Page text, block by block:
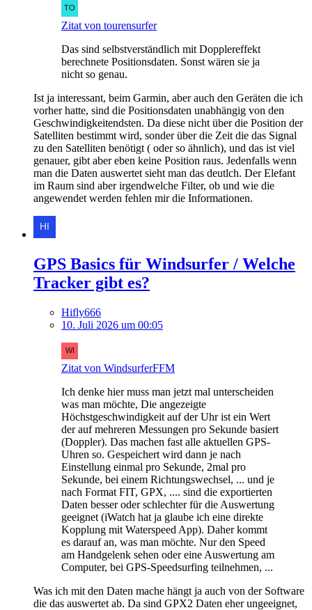
Zitat von tourensurfer
Das sind selbstverständlich mit Dopplereffekt
berechnete Positionsdaten. Sonst wären sie ja
nicht so genau.
Ist ja interessant, beim Garmin, aber auch den Geräten die ich
vorher hatte, sind die Positionsdaten unabhängig von den
Geschwindigkeitendsten. Da diese nicht über die Position der
Satelliten bestimmt wird, sonder über die Zeit die das Signal
zu den Satelliten benötigt ( oder so ähnlich), und das ist viel
genauer, gibt aber eben keine Position raus. Jedenfalls wenn
man die Daten auswertet sieht man das deutlch. Der Elefant
im Raum sind aber irgendwelche Filter, ob und wie die
angewendet werden fehlen mir die Informationen.
GPS Basics für Windsurfer / Welche
Tracker gibt es?
Hifly666
10. Juli 2026 um 00:05
Zitat von WindsurferFFM
Ich denke hier muss man jetzt mal unterscheiden
was man möchte, Die angezeigte
Höchstgeschwindigkeit auf der Uhr ist ein Wert
der auf mehreren Messungen pro Sekunde basiert
(Doppler). Das machen fast alle aktuellen GPS-
Uhren so. Gespeichert wird dann je nach
Einstellung einmal pro Sekunde, 2mal pro
Sekunde, bei einem Richtungswechsel, ... und je
nach Format FIT, GPX, .... sind die exportierten
Daten besser oder schlechter für die Auswertung
geeignet (iWatch hat ja glaube ich eine direkte
Kopplung mit Waterspeed App). Daher kommt
es darauf an, was man möchte. Nur den Speed
am Handgelenk sehen oder eine Auswertung am
Computer, bei GPS-Speedsurfing teilnehmen, ...
Was ich mit den Daten mache hängt ja auch von der Software
die das auswertet ab. Da sind GPX2 Daten eher ungeeignet,